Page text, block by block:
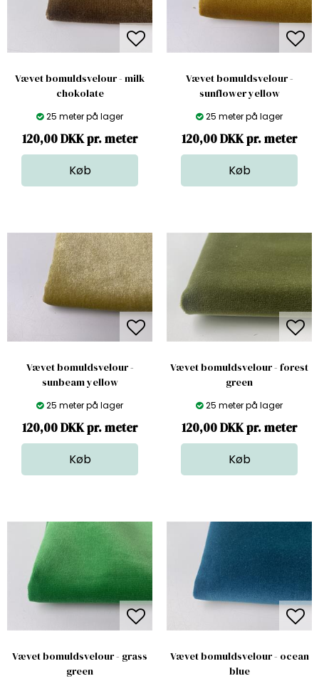
Vævet bomuldsvelour - milk
chokolate
25 meter på lager
120,00 DKK pr. meter
Vævet bomuldsvelour -
sunflower yellow
25 meter på lager
120,00 DKK pr. meter
Vævet bomuldsvelour -
sunbeam yellow
25 meter på lager
120,00 DKK pr. meter
Vævet bomuldsvelour - forest
green
25 meter på lager
120,00 DKK pr. meter
Vævet bomuldsvelour - grass
green
Vævet bomuldsvelour - ocean
blue